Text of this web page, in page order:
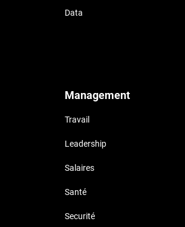
Data
Management
Travail
Leadership
Salaires
Santé
Securité